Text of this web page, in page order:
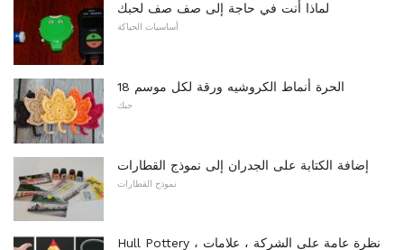
لماذا أنت في حاجة إلى صف صف لحبك
أساسيات الحياكة
18 الحرة أنماط الكروشيه ورقة لكل موسم
حبك
إضافة الكتابة على الجدران إلى نموذج القطارات
نموذج القطارات
Hull Pottery نظرة عامة على الشركة ، علامات ،